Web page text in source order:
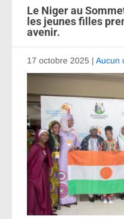
Le Niger au
les jeunes filles
avenir.
17 octobre 2025 | Aucun